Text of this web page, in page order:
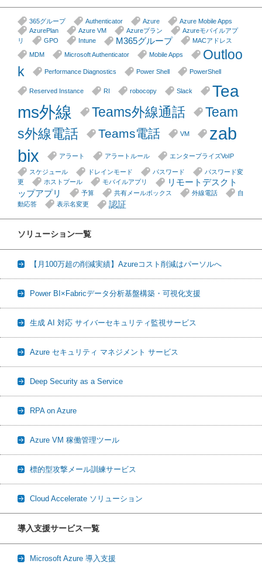
365グループ Authenticator Azure
Azure Mobile Apps
AzurePlan
Azure VM Azureプラン
Azureモバイルアプ
リ
GPO Intune M365グループ
MACアドレス
MDM
Microsoft Authenticator Mobile Apps
Outloo
k
Performance Diagnostics Power Shell PowerShell
Reserved Instance RI robocopy Slack
Tea
ms外線
Teams外線通話
Team
s外線電話
Teams電話 VM
zab
bix
アラート アラートルール エンタープライズVoIP
スケジュール ドレインモード パスワード
パスワード変
更
ホストプール モバイルアプリ
リモートデスクト
ップアプリ
予算 共有メールボックス 外線電話
自
動応答
表示名変更 認証
ソリューション一覧
【月100万超の削減実績】Azureコスト削減はパーソルへ
Power BI×Fabricデータ分析基盤構築・可視化支援
生成 AI 対応 サイバーセキュリティ監視サービス
Azure セキュリティ マネジメント サービス
Deep Security as a Service
RPA on Azure
Azure VM 稼働管理ツール
標的型攻撃メール訓練サービス
Cloud Accelerate ソリューション
導入支援サービス一覧
Microsoft Azure 導入支援